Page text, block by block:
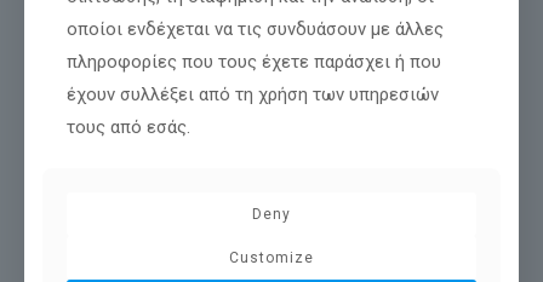
οποίοι ενδέχεται να τις συνδυάσουν με άλλες
πληροφορίες που τους έχετε παράσχει ή που
έχουν συλλέξει από τη χρήση των υπηρεσιών
τους από εσάς.
Deny
Customize